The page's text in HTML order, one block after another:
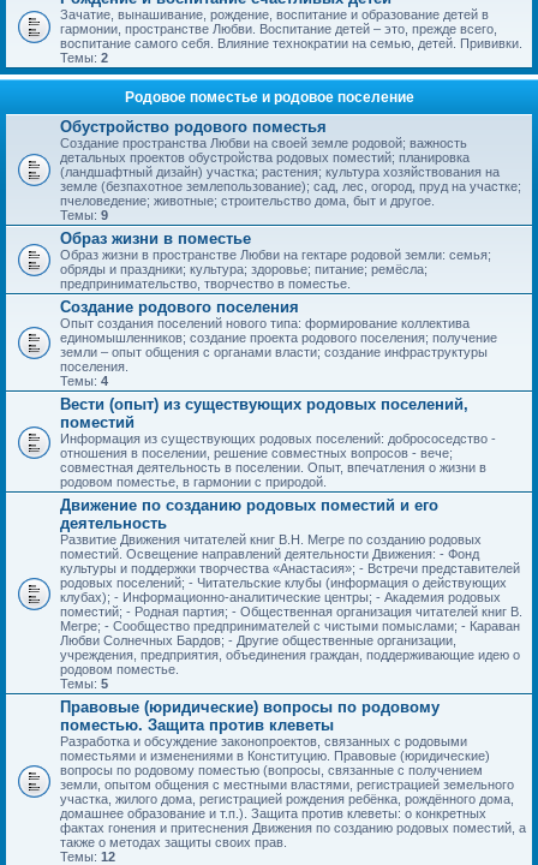
Зачатие, вынашивание, рождение, воспитание и образование детей в
гармонии, пространстве Любви. Воспитание детей – это, прежде всего,
воспитание самого себя. Влияние технократии на семью, детей. Прививки.
Темы: 2
Родовое поместье и родовое поселение
Обустройство родового поместья
Создание пространства Любви на своей земле родовой; важность
детальных проектов обустройства родовых поместий; планировка
(ландшафтный дизайн) участка; растения; культура хозяйствования на
земле (безпахотное землепользование); сад, лес, огород, пруд на участке;
пчеловедение; животные; строительство дома, быт и другое.
Темы: 9
Образ жизни в поместье
Образ жизни в пространстве Любви на гектаре родовой земли: семья;
обряды и праздники; культура; здоровье; питание; ремёсла;
предпринимательство, творчество в поместье.
Создание родового поселения
Опыт создания поселений нового типа: формирование коллектива
единомышленников; создание проекта родового поселения; получение
земли – опыт общения с органами власти; создание инфраструктуры
поселения.
Темы: 4
Вести (опыт) из существующих родовых поселений,
поместий
Информация из существующих родовых поселений: добрососедство -
отношения в поселении, решение совместных вопросов - вече;
совместная деятельность в поселении. Опыт, впечатления о жизни в
родовом поместье, в гармонии с природой.
Движение по созданию родовых поместий и его
деятельность
Развитие Движения читателей книг В.Н. Мегре по созданию родовых
поместий. Освещение направлений деятельности Движения: - Фонд
культуры и поддержки творчества «Анастасия»; - Встречи представителей
родовых поселений; - Читательские клубы (информация о действующих
клубах); - Информационно-аналитические центры; - Академия родовых
поместий; - Родная партия; - Общественная организация читателей книг В.
Мегре; - Сообщество предпринимателей с чистыми помыслами; - Караван
Любви Солнечных Бардов; - Другие общественные организации,
учреждения, предприятия, объединения граждан, поддерживающие идею о
родовом поместье.
Темы: 5
Правовые (юридические) вопросы по родовому
поместью. Защита против клеветы
Разработка и обсуждение законопроектов, связанных с родовыми
поместьями и изменениями в Конституцию. Правовые (юридические)
вопросы по родовому поместью (вопросы, связанные с получением
земли, опытом общения с местными властями, регистрацией земельного
участка, жилого дома, регистрацией рождения ребёнка, рождённого дома,
домашнее образование и т.п.). Защита против клеветы: о конкретных
фактах гонения и притеснения Движения по созданию родовых поместий, а
также о методах защиты своих прав.
Темы: 12